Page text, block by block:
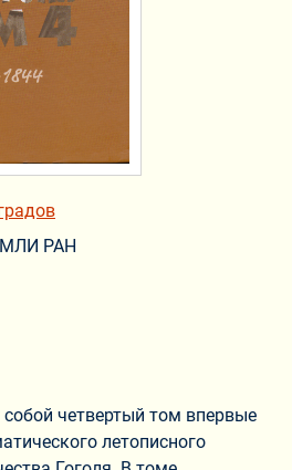
РАН
собой четвертый том впервые
летописного